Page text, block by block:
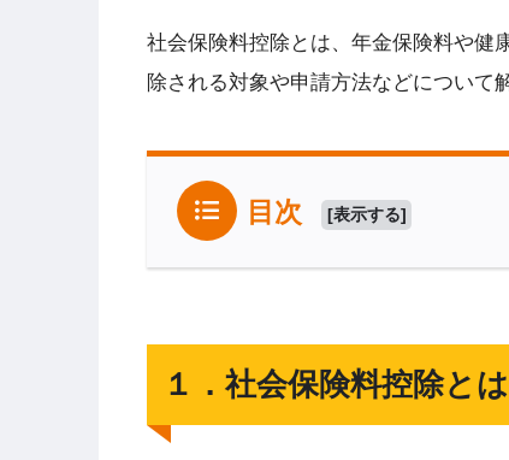
社会保険料控除とは、年金保険料や健
除される対象や申請方法などについて
目次 [表示する]
１．社会保険料控除と